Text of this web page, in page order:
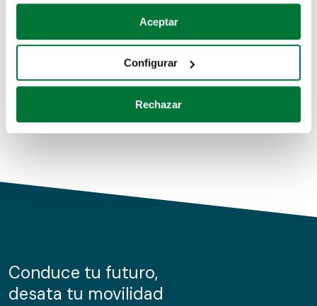
Si lo permite, también quisiéramos:
Recopilar información sobre su ubicación geográfica
Identificar su dispositivo analizándolo activamente
para buscar características específicas (huellas
Obtenga más información sobre cómo se procesan sus
de cookies.
información sobre el uso que haga del sitio web con
nuestros partners de redes sociales, publicidad y análisis
Aceptar
Configurar
Rechazar
Coches de segunda mano
Coches de km0
Conduce tu futuro,
desata tu movilidad